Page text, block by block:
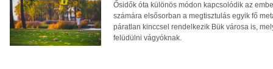
Ősidők óta különös módon kapcsolódik az
számára elsősorban a megtisztulás egyik fő
páratlan kinccsel rendelkezik Bük városa is,
felüdülni vágyóknak.